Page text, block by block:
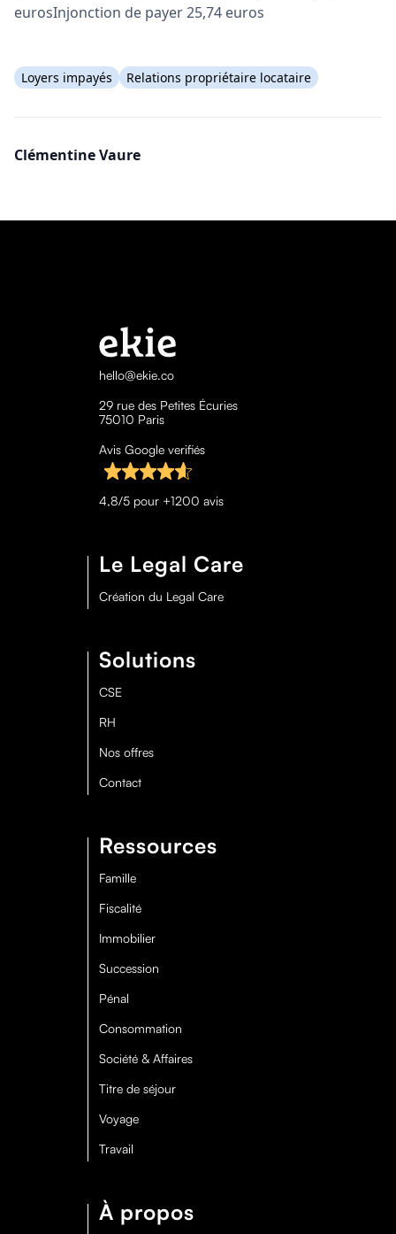
eurosInjonction de payer 25,74 euros
Loyers impayés Relations propriétaire locataire
Clémentine Vaure
hello@ekie.co
29 rue des Petites Écuries
75010 Paris
Avis Google verifiés
4,8/5 pour +1200 avis
Le Legal Care
Création du Legal Care
Solutions
CSE
RH
Nos offres
Contact
Ressources
Famille
Fiscalité
Immobilier
Succession
Pénal
Consommation
Société & Affaires
Titre de séjour
Voyage
Travail
À propos